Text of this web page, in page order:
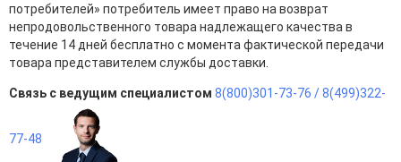
потребителей» потребитель имеет право на возврат
непродовольственного товара надлежащего качества в
течение 14 дней бесплатно с момента фактической передачи
товара представителем службы доставки.
Связь с ведущим специалистом 8(800)301-73-76 /8(499)322-
77-48